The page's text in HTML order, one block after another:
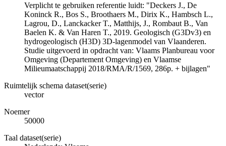
Verplicht te gebruiken referentie luidt: "Deckers J., De
Koninck R., Bos S., Broothaers M., Dirix K., Hambsch L.,
Lagrou, D., Lanckacker T., Matthijs, J., Rombaut B., Van
Baelen K. & Van Haren T., 2019. Geologisch (G3Dv3) en
hydrogeologisch (H3D) 3D-lagenmodel van Vlaanderen.
Studie uitgevoerd in opdracht van: Vlaams Planbureau voor
Omgeving (Departement Omgeving) en Vlaamse
Milieumaatschappij 2018/RMA/R/1569, 286p. + bijlagen"
Ruimtelijk schema dataset(serie)
vector
Noemer
50000
Taal dataset(serie)